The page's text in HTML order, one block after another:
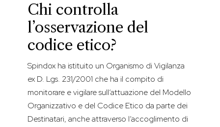
Chi controlla
l’osservazione del
codice etico?
Spindox ha istituito un Organismo di Vigilanza
ex D. Lgs. 231/2001 che ha il compito di
monitorare e vigilare sull’attuazione del Modello
Organizzativo e del Codice Etico da parte dei
Destinatari, anche attraverso l’accoglimento di